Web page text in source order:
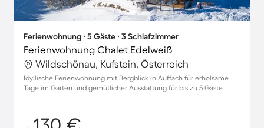
Ferienwohnung ∙ 5 Gäste ∙ 3 Schlafzimmer
Ferienwohnung Chalet Edelweiß
Wildschönau, Kufstein, Österreich
Idyllische Ferienwohnung mit Bergblick in Auffach für erholsame
Tage im Garten und gemütlicher Ausstattung für bis zu 5 Gäste